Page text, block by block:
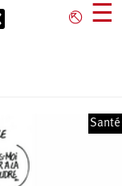
⎋ ☰
Santé